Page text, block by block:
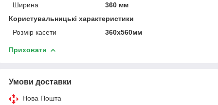
Ширина
360 мм
Користувальницькі характеристики
Розмір касети
360х560мм
Приховати
Умови доставки
Нова Пошта